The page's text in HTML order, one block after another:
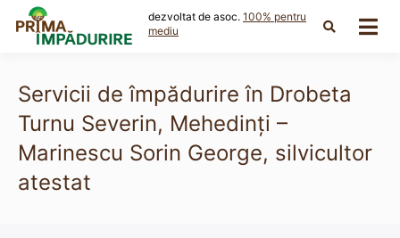
content
dezvoltat de asoc. 100% pentru
mediu
Servicii de împădurire în Drobeta
Turnu Severin, Mehedinți –
Marinescu Sorin George, silvicultor
atestat